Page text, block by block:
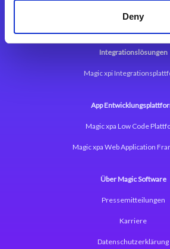
Deny
Integrationslösungen
Magic xpi
App
Magic xpa Low Code
Magic xpa Web Application
Über Magic Software
Pressemitteilungen
Karriere
Datenschutzerklärung